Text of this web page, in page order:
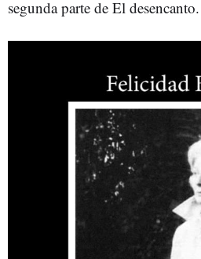
segunda parte de El desencanto.